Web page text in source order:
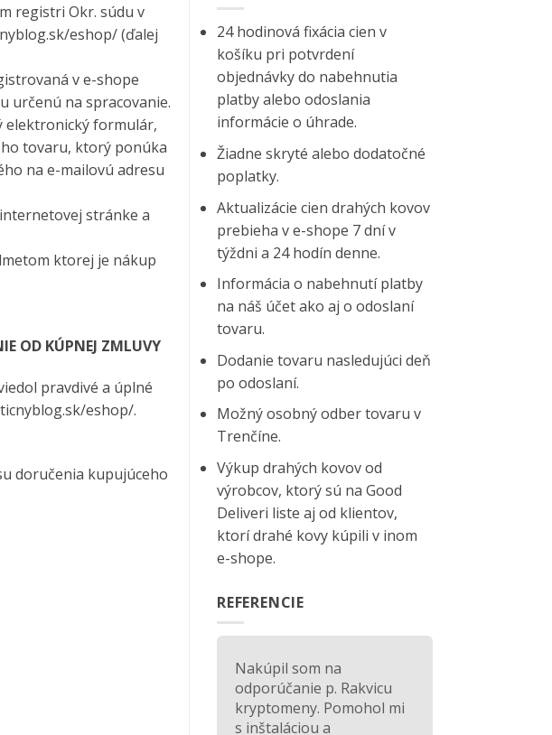
registri Okr. súdu v
eshop/ (ďalej
v e-shope
určenú na spracovanie.
elektronický formulár,
tovaru, ktorý ponúka
na e-mailovú adresu
stránke a
ktorej je nákup
OD KÚPNEJ ZMLUVY
pravdivé a úplné
eshop/.
doručenia kupujúceho
24 hodinová fixácia cien v
košíku pri potvrdení
objednávky do nabehnutia
platby alebo odoslania
informácie o úhrade.
Žiadne skryté alebo dodatočné
poplatky.
Aktualizácie cien drahých kovov
prebieha v e-shope 7 dní v
týždni a 24 hodín denne.
Informácia o nabehnutí platby
na náš účet ako aj o odoslaní
tovaru.
Dodanie tovaru nasledujúci deň
po odoslaní.
Možný osobný odber tovaru v
Trenčíne.
Výkup drahých kovov od
výrobcov, ktorý sú na Good
Deliveri liste aj od klientov,
ktorí drahé kovy kúpili v inom
e-shope.
REFERENCIE
Nakúpil som na
odporúčanie p. Rakvicu
kryptomeny. Pomohol mi
s inštaláciou a